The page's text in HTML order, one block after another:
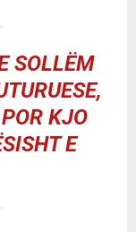
SOLLËM
KJO
E